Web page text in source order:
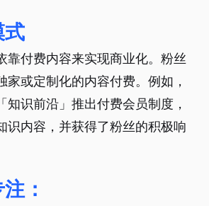
式
靠付费内容来实现商业化。粉丝
家或定制化的内容付费。例如，
知识前沿」推出付费会员制度，
识内容，并获得了粉丝的积极响
：